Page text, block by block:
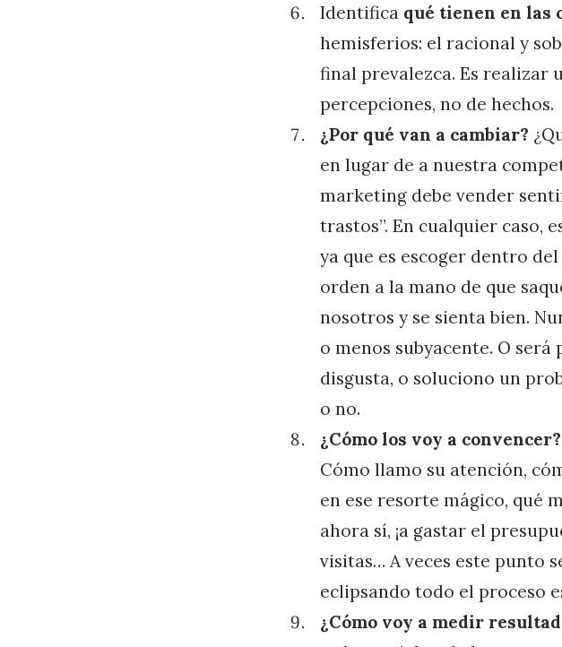
Identifica qué tienen en las
hemisferios: el racional y
final prevalezca. Es realizar
percepciones, no de hechos.
¿Por qué van a cambiar?
en lugar de a nuestra
marketing debe vender
trastos”. En cualquier caso,
ya que es escoger dentro
orden a la mano de que
nosotros y se sienta bien.
o menos subyacente. O
disgusta, o soluciono un
o no.
¿Cómo los voy a convencer?
Cómo llamo su atención,
en ese resorte mágico, qué
ahora sí, ¡a gastar el
visitas… A veces este punto
eclipsando todo el proceso
¿Cómo voy a medir